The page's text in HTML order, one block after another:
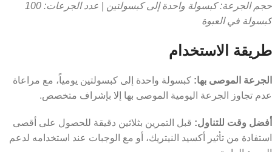
حجم الجرعة: كبسولة واحدة إلى كبسولتين | عدد الجرعات: 100
كبسولة في العبوة
طريقة الاستخدام
الجرعة الموصى بها: كبسولة واحدة إلى كبسولتين يومياً، مع مراعاة
عدم تجاوز الجرعة اليومية الموصى بها إلا بإشراف متخصص.
أفضل وقت للتناول: قبل التمرين بثلاثين دقيقة للحصول على أقصى
استفادة من تأثير أكسيد النيتريك، أو مع الوجبات عند استخدامه لدعم